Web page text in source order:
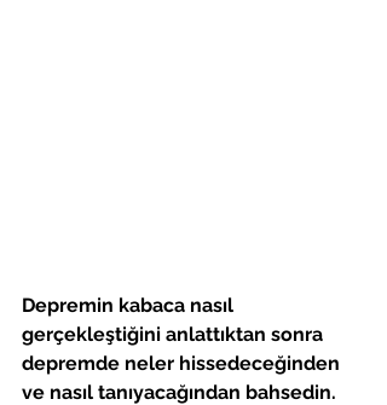
Depremin kabaca nasıl
gerçekleştiğini anlattıktan sonra
depremde neler hissedeceğinden
ve nasıl tanıyacağından bahsedin.